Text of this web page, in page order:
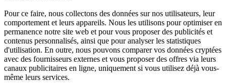
Pour ce faire, nous collectons des données sur nos utilisateurs, leur
comportement et leurs appareils. Nous les utilisons pour optimiser en
permanence notre site web et pour vous proposer des publicités et
contenus personnalisés, ainsi que pour analyser les statistiques
d'utilisation. En outre, nous pouvons comparer vos données cryptées
avec des fournisseurs externes et vous proposer des offres via leurs
canaux publicitaires en ligne, uniquement si vous utilisez déjà vous-
même leurs services.